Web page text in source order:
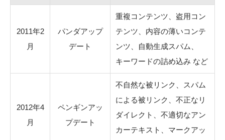
2011年2
月
パンダアップ
デート
重複コンテンツ、盗用コン
テンツ、内容の薄いコンテ
ンツ、自動生成スパム、
キーワードの詰め込み など
2012年4
月
ペンギンアッ
プデート
不自然な被リンク、スパム
による被リンク、不正なリ
ダイレクト、不適切なアン
カーテキスト、マークアッ